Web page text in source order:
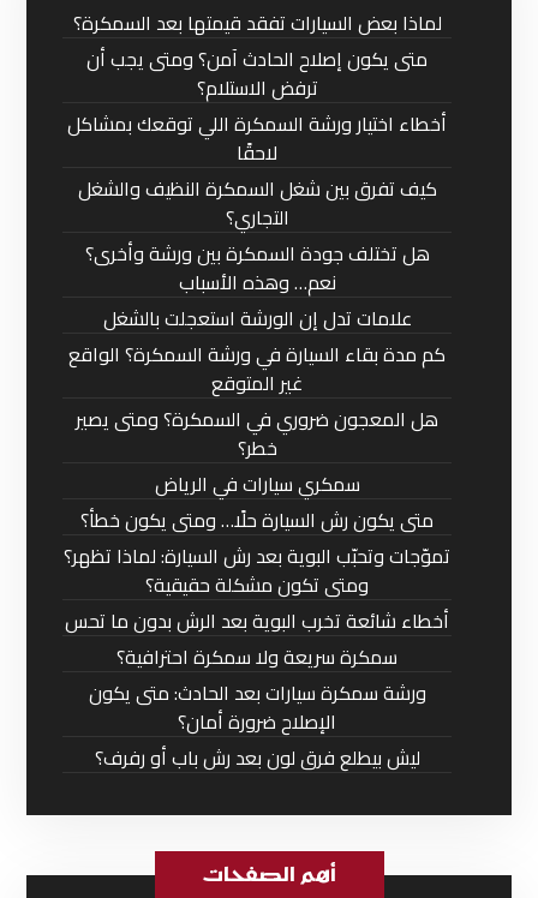
لماذا بعض السيارات تفقد قيمتها بعد السمكرة؟
متى يكون إصلاح الحادث آمن؟ ومتى يجب أن
ترفض الاستلام؟
أخطاء اختيار ورشة السمكرة اللي توقعك بمشاكل
لاحقًا
كيف تفرق بين شغل السمكرة النظيف والشغل
التجاري؟
هل تختلف جودة السمكرة بين ورشة وأخرى؟
نعم… وهذه الأسباب
علامات تدل إن الورشة استعجلت بالشغل
كم مدة بقاء السيارة في ورشة السمكرة؟ الواقع
غير المتوقع
هل المعجون ضروري في السمكرة؟ ومتى يصير
خطر؟
سمكري سيارات في الرياض
متى يكون رش السيارة حلًا… ومتى يكون خطأ؟
تموّجات وتحبّب البوية بعد رش السيارة: لماذا تظهر؟
ومتى تكون مشكلة حقيقية؟
أخطاء شائعة تخرب البوية بعد الرش بدون ما تحس
سمكرة سريعة ولا سمكرة احترافية؟
ورشة سمكرة سيارات بعد الحادث: متى يكون
الإصلاح ضرورة أمان؟
ليش بيطلع فرق لون بعد رش باب أو رفرف؟
أهم الصفحات